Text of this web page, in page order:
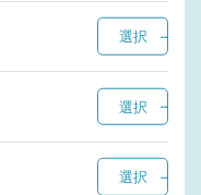
選択
選択
選択